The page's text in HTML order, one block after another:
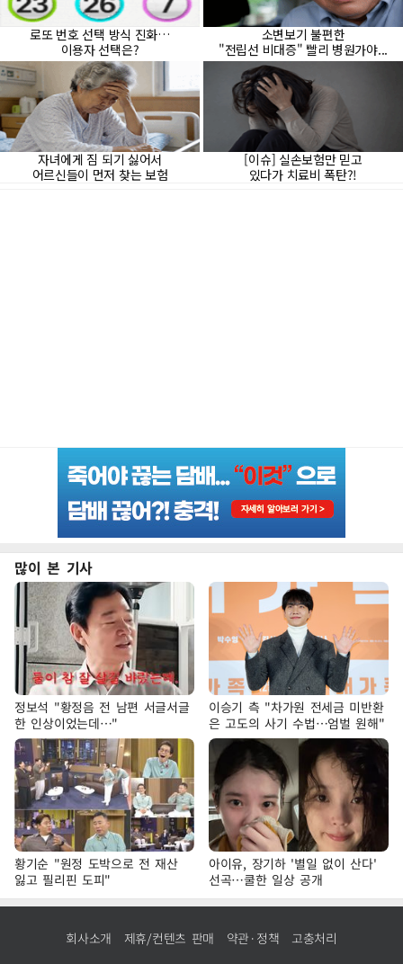
많이 본 기사
정보석 "황정음 전 남편 서글서글
한 인상이었는데…"
이승기 측 "차가원 전세금 미반환
은 고도의 사기 수법…엄벌 원해"
황기순 "원정 도박으로 전 재산
잃고 필리핀 도피"
아이유, 장기하 '별일 없이 산다'
선곡…쿨한 일상 공개
회사소개 제휴/컨텐츠 판매 약관·정책 고충처리